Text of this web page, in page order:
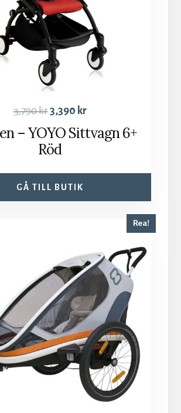
3,790kr3,390 kr
– YOYO Sittvagn 6+
Röd
GÅ TILL BUTIK
Rea!